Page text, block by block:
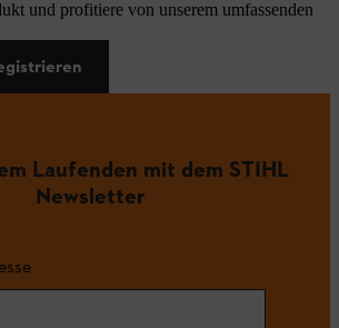
und profitiere von unserem umfassenden
Laufenden mit dem STIHL
Newsletter